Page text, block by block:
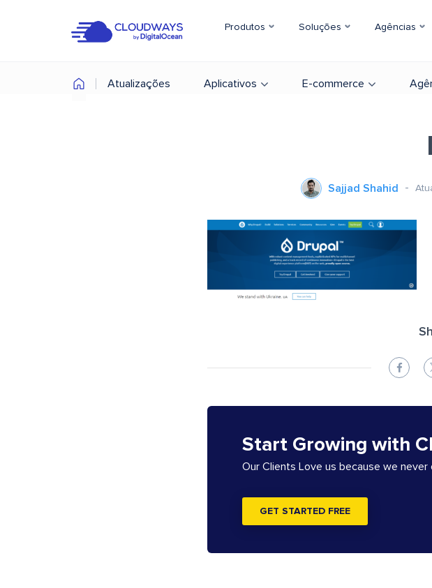
Produtos Soluções Agências
Atualizações Aplicativos E-commerce
Sajjad Shahid
Start Growing with
Our Clients Love us because we
GET STARTED FREE